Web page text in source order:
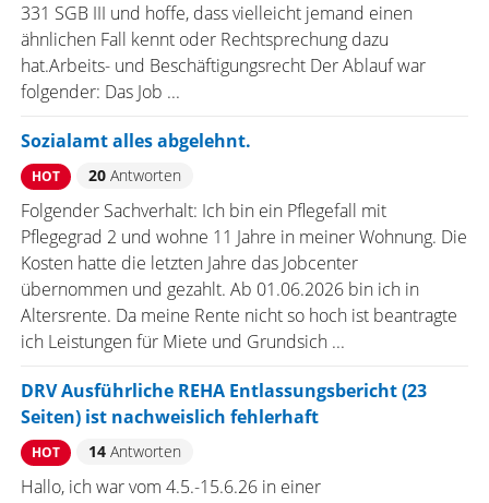
331 SGB III und hoffe, dass vielleicht jemand einen
ähnlichen Fall kennt oder Rechtsprechung dazu
hat.Arbeits- und Beschäftigungsrecht Der Ablauf war
folgender: Das Job ...
Sozialamt alles abgelehnt.
HOT 20Antworten
Folgender Sachverhalt: Ich bin ein Pflegefall mit
Pflegegrad 2 und wohne 11 Jahre in meiner Wohnung. Die
Kosten hatte die letzten Jahre das Jobcenter
übernommen und gezahlt. Ab 01.06.2026 bin ich in
Altersrente. Da meine Rente nicht so hoch ist beantragte
ich Leistungen für Miete und Grundsich ...
DRV Ausführliche REHA Entlassungsbericht (23
Seiten) ist nachweislich fehlerhaft
HOT 14Antworten
Hallo, ich war vom 4.5.-15.6.26 in einer